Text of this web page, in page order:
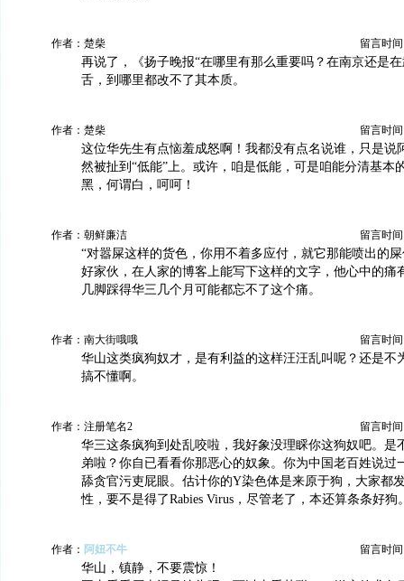
作者：楚柴 留言时间
再说了，《扬子晚报“在哪里有那么重要吗？在南京还是
舌，到哪里都改不了其本质。
作者：楚柴 留言时间
这位华先生有点恼羞成怒啊！我都没有点名说谁，只是说
然被扯到“低能”上。或许，咱是低能，可是咱能分清基本
黑，何谓白，呵呵！
作者：朝鲜廉洁 留言时间
“对嚣屎这样的货色，你用不着多应付，就它那能喷出的屎
好家伙，在人家的博客上能写下这样的文字，他心中的痛
几脚踩得华三几个月可能都忘不了这个痛。
作者：南大街哦哦 留言时间
华山这类疯狗奴才，是有利益的这样汪汪乱叫呢？还是不
搞不懂啊。
作者：注册笔名2 留言时间
华三这条疯狗到处乱咬啦，我好象没理睬你这狗奴吧。是
弟啦？你自已看看你那恶心的奴象。你为中国老百姓说过
舔贪官污吏屁眼。估计你的Y染色体是来原于狗，大家都
性，要不是得了Rabies Virus，尽管老了，本还算条条好狗
作者： 阿妞不牛 留言时间
华山，镇静，不要震惊！